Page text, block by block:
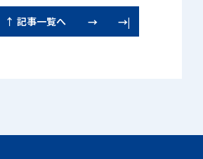
↑ 記事一覧へ → →|